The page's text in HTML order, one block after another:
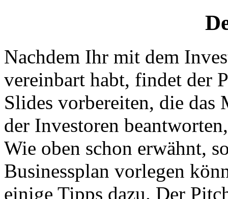
Nachdem Ihr mit dem
vereinbart habt, findet der
Slides vorbereiten, die das
der Investoren
Wie oben schon erwähnt,
Businessplan vorlegen
einige Tipps dazu. Der